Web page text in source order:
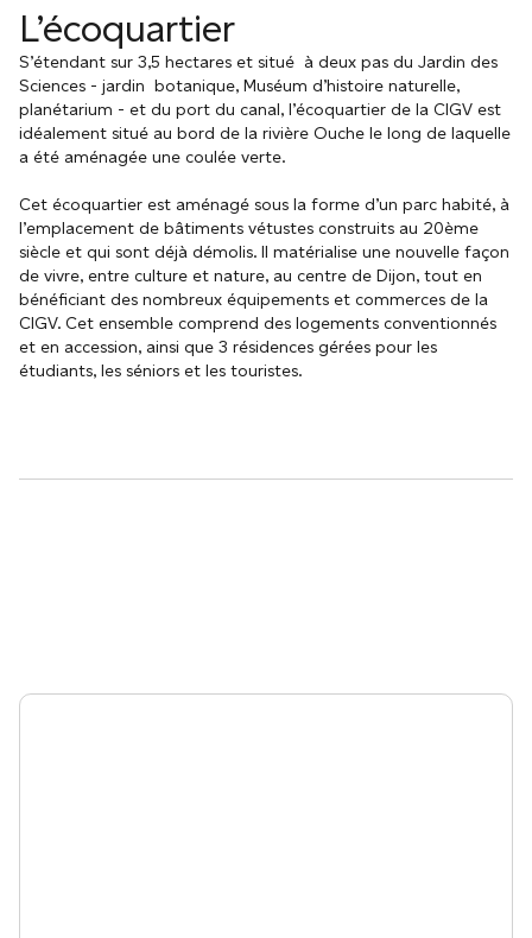
L’écoquartier
S’étendant sur 3,5 hectares et situé à deux pas du Jardin des
Sciences - jardin botanique, Muséum d’histoire naturelle,
planétarium - et du port du canal, l’écoquartier de la CIGV est
idéalement situé au bord de la rivière Ouche le long de laquelle
a été aménagée une coulée verte.
Cet écoquartier est aménagé sous la forme d’un parc habité, à
l’emplacement de bâtiments vétustes construits au 20ème
siècle et qui sont déjà démolis. Il matérialise une nouvelle façon
de vivre, entre culture et nature, au centre de Dijon, tout en
bénéficiant des nombreux équipements et commerces de la
CIGV. Cet ensemble comprend des logements conventionnés
et en accession, ainsi que 3 résidences gérées pour les
étudiants, les séniors et les touristes.